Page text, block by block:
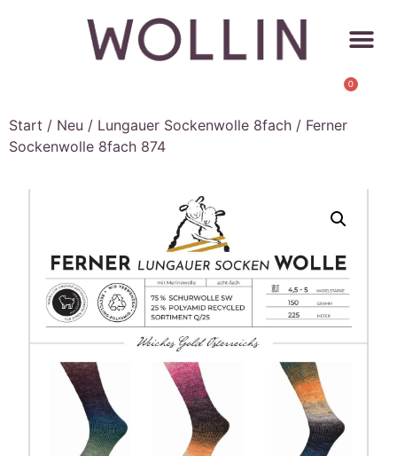
0
Start / Neu / Lungauer Sockenwolle 8fach / Ferner
Sockenwolle 8fach 874